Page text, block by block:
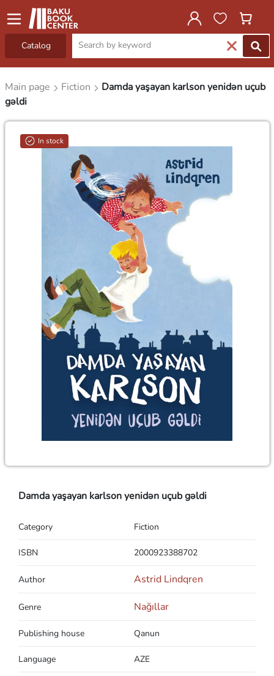
Catalog
Main page Fiction
Damda yaşayan karlson yenidən uçub
gəldi
In stock
Damda yaşayan karlson yenidən uçub gəldi
Category Fiction
ISBN 2000923388702
Author Astrid Lindqren
Genre Nağıllar
Publishing house Qanun
Language AZE